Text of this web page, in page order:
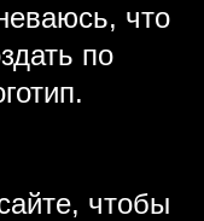
что
по
чтобы